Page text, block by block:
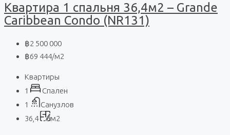
Квартира 1 спальня 36,4м2 – Grande
Caribbean Condo (NR131)
฿2 500 000
฿69 444/м2
Квартиры
1
Спален
1
Санузлов
36,4
м2